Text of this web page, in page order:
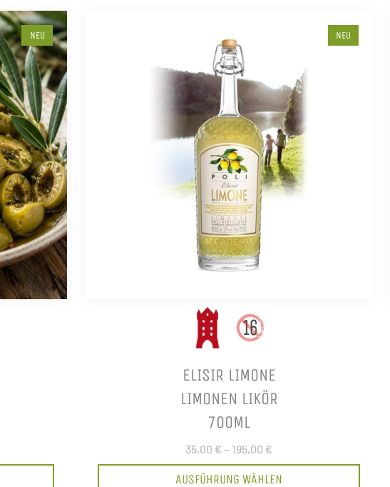
NEU NEU
ELISIR LIMONE
LIMONEN LIKÖR
700ML
35,00 € – 195,00 €
AUSFÜHRUNG WÄHLEN